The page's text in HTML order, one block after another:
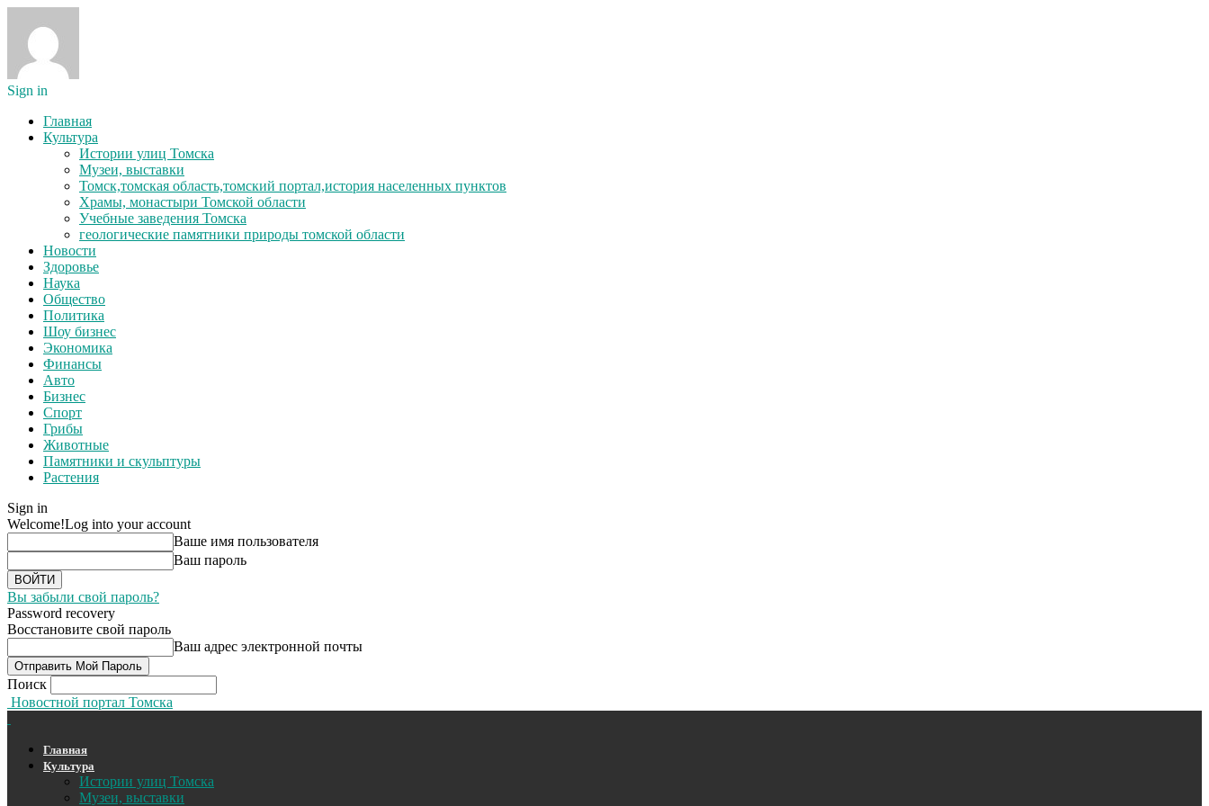
Sign in
Главная
Культура
Истории улиц Томска
Музеи, выставки
Томск,томская область,томский портал,история населенных пунктов
Храмы, монастыри Томской области
Учебные заведения Томска
геологические памятники природы томской области
Новости
Здоровье
Наука
Общество
Политика
Шоу бизнес
Экономика
Финансы
Авто
Бизнес
Спорт
Грибы
Животные
Памятники и скульптуры
Растения
Sign in
Welcome!Log into your account
Ваше имя пользователя
Ваш пароль
Вы забыли свой пароль?
Password recovery
Восстановите свой пароль
Ваш адрес электронной почты
Поиск
Новостной портал Томска
Главная
Культура
Истории улиц Томска
Музеи, выставки